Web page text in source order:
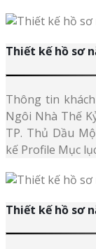
Thiết kế hồ sơ
Thông tin
Ngôi Nhà Thế
TP. Thủ Dầu
kế Profile Mục
Thiết kế hồ sơ